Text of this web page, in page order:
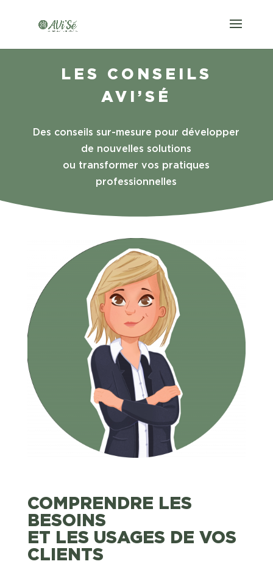
LES CONSEILS
AVI’SÉ
Des conseils sur-mesure pour développer
de nouvelles solutions
ou transformer vos pratiques
professionnelles
COMPRENDRE LES
BESOINS
ET LES USAGES DE VOS
CLIENTS